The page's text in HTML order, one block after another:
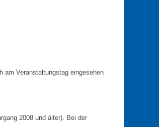
am Veranstaltungstag eingesehen
2008 und älter). Bei der